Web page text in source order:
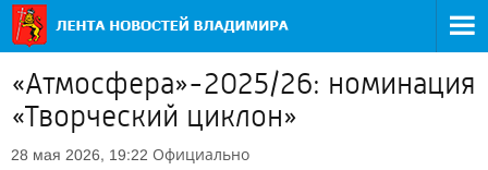
«Атмосфера»-2025/26: номинация
«Творческий циклон»
28 мая 2026, 19:22 Официально